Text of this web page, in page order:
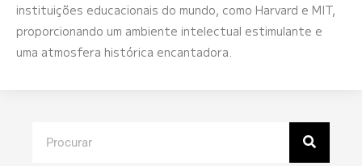
instituições educacionais do mundo, como Harvard e MIT,
proporcionando um ambiente intelectual estimulante e
uma atmosfera histórica encantadora.